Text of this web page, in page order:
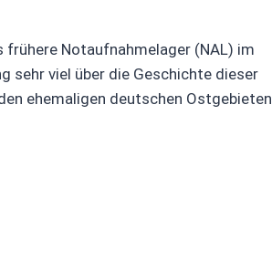
Notaufnahmelager (NAL) im
sehr viel über die Geschichte dieser
ehemaligen deutschen Ostgebieten